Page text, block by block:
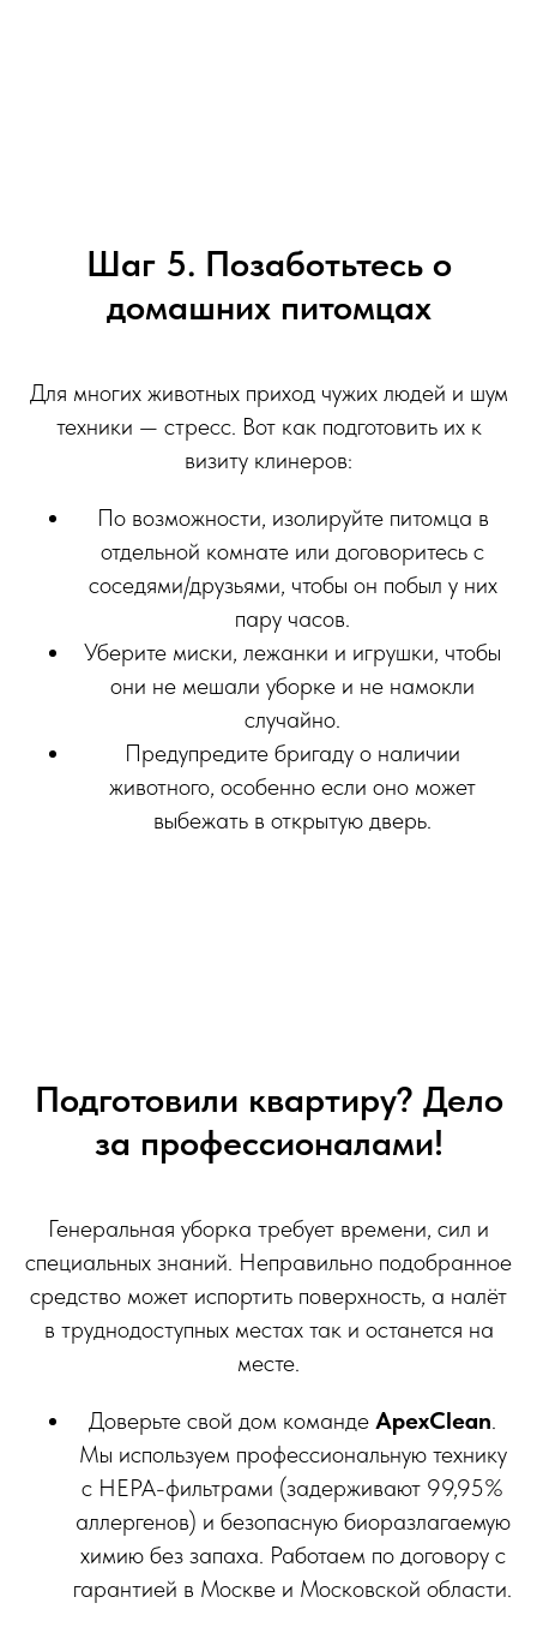
Шаг 5. Позаботьтесь о
домашних питомцах
Для многих животных приход чужих людей и шум
техники — стресс. Вот как подготовить их к
визиту клинеров:
По возможности, изолируйте питомца в
отдельной комнате или договоритесь с
соседями/друзьями, чтобы он побыл у них
пару часов.
Уберите миски, лежанки и игрушки, чтобы
они не мешали уборке и не намокли
случайно.
Предупредите бригаду о наличии
животного, особенно если оно может
выбежать в открытую дверь.
Подготовили квартиру? Дело
за профессионалами!
Генеральная уборка требует времени, сил и
специальных знаний. Неправильно подобранное
средство может испортить поверхность, а налёт
в труднодоступных местах так и останется на
месте.
Доверьте свой дом команде ApexClean.
Мы используем профессиональную технику
с HEPA-фильтрами (задерживают 99,95%
аллергенов) и безопасную биоразлагаемую
химию без запаха. Работаем по договору с
гарантией в Москве и Московской области.